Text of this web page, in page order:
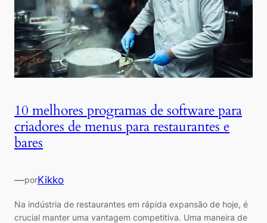
10 melhores programas de software para
criadores de menus para restaurantes e
bares
—porKikko
Na indústria de restaurantes em rápida expansão de hoje, é
crucial manter uma vantagem competitiva. Uma maneira de